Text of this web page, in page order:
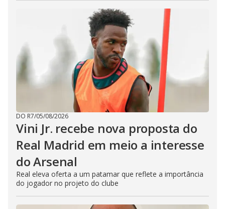
DO R7/05/08/2026
Vini Jr. recebe nova proposta do
Real Madrid em meio a interesse
do Arsenal
Real eleva oferta a um patamar que reflete a importância
do jogador no projeto do clube